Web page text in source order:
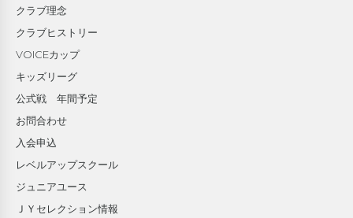
クラブ理念
クラブヒストリー
VOICEカップ
キッズリーグ
公式戦 年間予定
お問合わせ
入会申込
レベルアップスクール
ジュニアユース
ＪＹセレクション情報